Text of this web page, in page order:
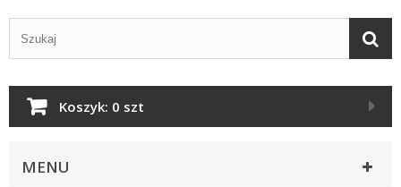
Koszyk: 0 szt
MENU